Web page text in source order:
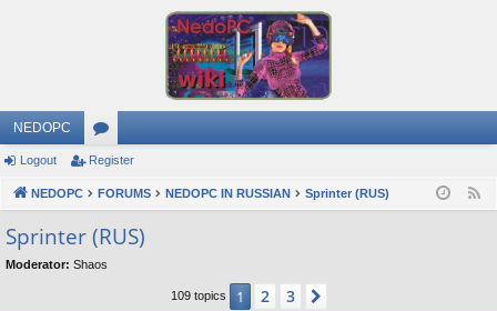
NEDOPC
or
u
m
s
Logout Register
NEDOPC FORUMS NEDOPC IN RUSSIAN Sprinter (RUS)
Sprinter (RUS)
Moderator: Shaos
109 topics 1 2 3